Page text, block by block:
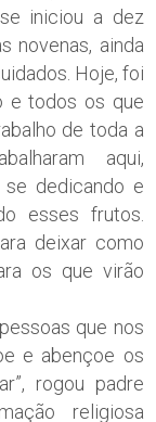
iniciou a dez
novenas, ainda
Hoje, foi
e todos os que
de toda a
aqui,
se dedicando e
esses frutos.
deixar como
os que virão
que nos
e abençoe os
rogou padre
religiosa